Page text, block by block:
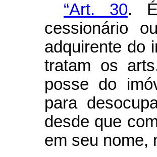
“Art. 30.
cessionário
adquirente do
tratam os
posse do
para
desde que
em seu nome,